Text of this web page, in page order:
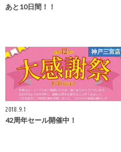
あと10日間！！
神戸三宮店
2018.9.1
42周年セール開催中！